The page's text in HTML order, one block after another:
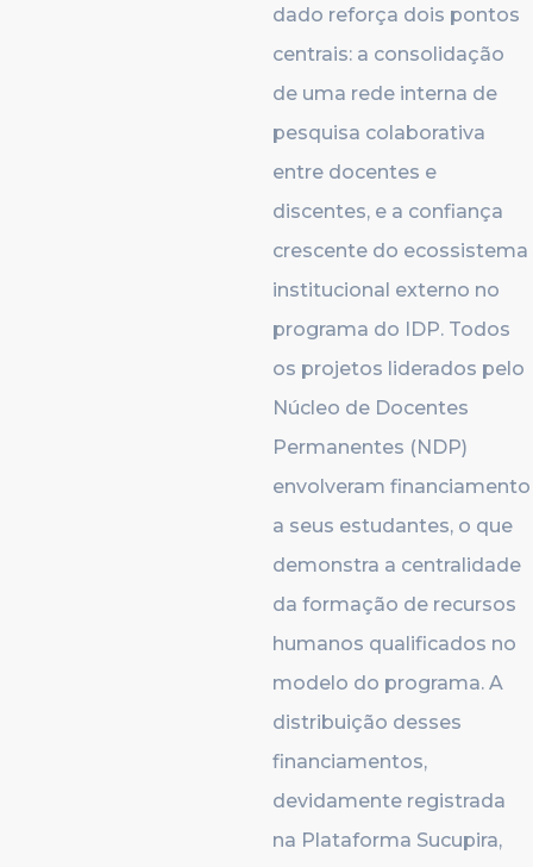
dado reforça dois pontos
centrais: a consolidação
de uma rede interna de
pesquisa colaborativa
entre docentes e
discentes, e a confiança
crescente do ecossistema
institucional externo no
programa do IDP. Todos
os projetos liderados pelo
Núcleo de Docentes
Permanentes (NDP)
envolveram financiamento
a seus estudantes, o que
demonstra a centralidade
da formação de recursos
humanos qualificados no
modelo do programa. A
distribuição desses
financiamentos,
devidamente registrada
na Plataforma Sucupira,